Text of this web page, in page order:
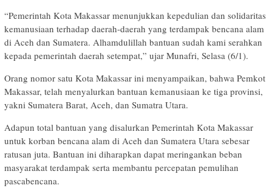
“Pemerintah Kota Makassar menunjukkan kepedulian dan solidaritas
kemanusiaan terhadap daerah-daerah yang terdampak bencana alam
di Aceh dan Sumatera. Alhamdulillah bantuan sudah kami serahkan
kepada pemerintah daerah setempat,” ujar Munafri, Selasa (6/1).
Orang nomor satu Kota Makassar ini menyampaikan, bahwa Pemkot
Makassar, telah menyalurkan bantuan kemanusiaan ke tiga provinsi,
yakni Sumatera Barat, Aceh, dan Sumatra Utara.
Adapun total bantuan yang disalurkan Pemerintah Kota Makassar
untuk korban bencana alam di Aceh dan Sumatera Utara sebesar
ratusan juta. Bantuan ini diharapkan dapat meringankan beban
masyarakat terdampak serta membantu percepatan pemulihan
pascabencana.